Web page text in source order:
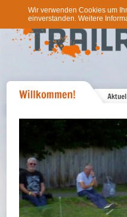
Wir verwenden Cookies um
einverstanden. Weitere